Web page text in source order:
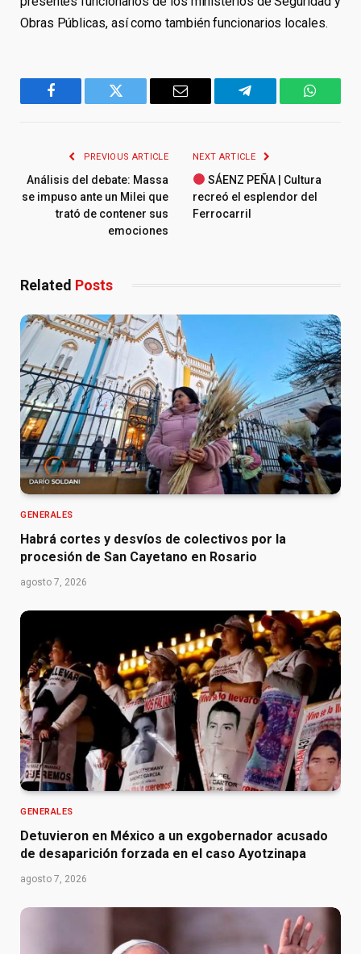
Obras Públicas, así como también funcionarios locales.
Facebook Twitter Email Telegram
PREVIOUS ARTICLE
Análisis del debate: Massa
se impuso ante un Milei que
trató de contener sus
emociones
NEXT ARTICLE
SÁENZ PEÑA | Cultura
recreó el esplendor del
Ferrocarril
Related Posts
GENERALES
Habrá cortes y desvíos de colectivos por la
procesión de San Cayetano en Rosario
agosto 7, 2026
GENERALES
Detuvieron en México a un exgobernador acusado
de desaparición forzada en el caso Ayotzinapa
agosto 7, 2026